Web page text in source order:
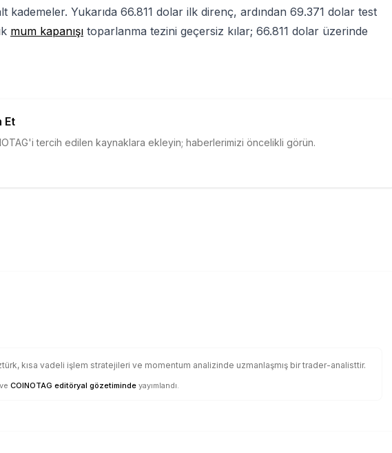
Yukarıda 66.811 dolar ilk direnç, ardından 69.371 dolar test
mum kapanışı toparlanma tezini geçersiz kılar; 66.811 dolar üzerinde
Et
tercih edilen kaynaklara ekleyin; haberlerimizi öncelikli görün.
kısa vadeli işlem stratejileri ve momentum analizinde uzmanlaşmış bir trader-analisttir.
COINOTAG editöryal gözetiminde yayımlandı.